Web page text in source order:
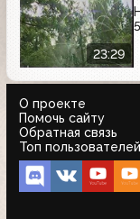
23:29
О проекте
Помочь сайту
Обратная связь
Топ пользователей